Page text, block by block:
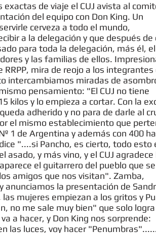
de viaje el CUJ avista al
del equipo con Don King. Un
cerveza a todo el mundo,
a la delegación y que después de
para toda la delegación, más él, el
y las familias de ellos.
mira de reojo a los integrantes
intercambiamos miradas de
pensamiento: "El CUJ no tiene
kilos y lo empieza a cortar. Con la
adherido y no para de darle al
el mismo establecimiento que
1 de Argentina y además con 400
"....si Pancho, es cierto, todo esto
y más vino, y el CUJ agradece
el guitarrero del pueblo que se
amigos que nos visitan". Zamba,
anunciamos la presentación de
mujeres empiezan a los gritos y
no me sale muy bien" que solo logra
a hacer, y Don King nos sorprende:
las luces, voy hacer